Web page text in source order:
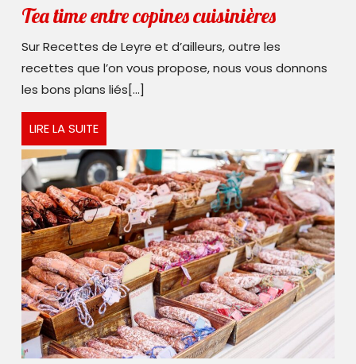
Tea time entre copines cuisinièresTea
time
entre
Sur Recettes de Leyre et d’ailleurs, outre les
recettes que l’on vous propose, nous vous donnons
les bons plans liés[...]
LIRE LA SUITELIRE
LA
SUITE